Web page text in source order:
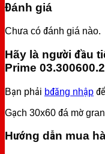
Đánh giá
Chưa có đánh giá nào.
Hãy là người đầu
Prime
Bạn phải bđăng nhập
Gạch 30x60 đá mờ
Hướng dẫn mua